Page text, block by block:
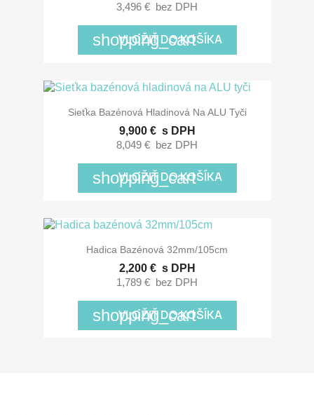
3,496 € bez DPH
shopping_cart
VLOŽIŤ DO KOŠÍKA
Sieťka Bazénová Hladinová Na ALU Tyči
9,900 € s DPH
8,049 € bez DPH
shopping_cart
VLOŽIŤ DO KOŠÍKA
Hadica Bazénová 32mm/105cm
2,200 € s DPH
1,789 € bez DPH
shopping_cart
VLOŽIŤ DO KOŠÍKA